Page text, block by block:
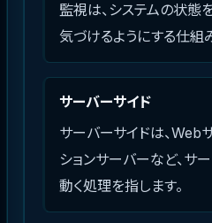
監視は、システムの状態
気づけるようにする仕組
サーバーサイド
サーバーサイドは、Web
ションサーバーなど、サ
動く処理を指します。